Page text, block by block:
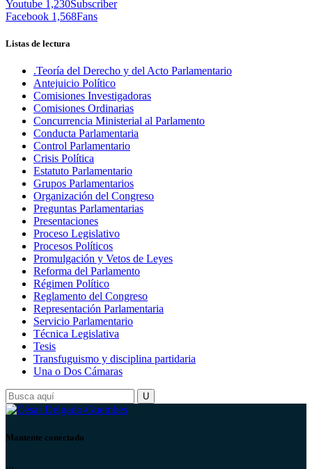
Youtube 1,230Subscriber
Facebook 1,568Fans
Listas de lectura
.Teoría del Derecho y del Acto Parlamentario
Antejuicio Político
Comisiones Investigadoras
Comisiones Ordinarias
Concurrencia Ministerial al Parlamento
Conducta Parlamentaria
Control Parlamentario
Crisis Política
Estatuto Parlamentario
Grupos Parlamentarios
Organización del Congreso
Preguntas Parlamentarias
Presentaciones
Proceso Legislativo
Procesos Políticos
Promulgación y Vetos de Leyes
Reforma del Parlamento
Régimen Político
Reglamento del Congreso
Representación Parlamentaria
Servicio Parlamentario
Técnica Legislativa
Tesis
Transfuguismo y disciplina partidaria
Una o Dos Cámaras
Mantente conectado
...